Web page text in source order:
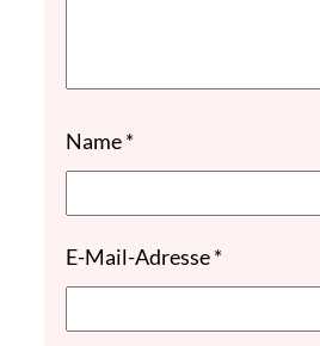
Name*
E-Mail-Adresse*